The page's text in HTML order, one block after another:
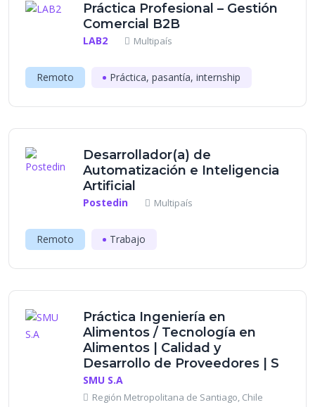
Práctica Profesional – Gestión
Comercial B2B
LAB2 Multipaís
Remoto Práctica, pasantía, internship
Desarrollador(a) de
Automatización e Inteligencia
Artificial
Postedin Multipaís
Remoto Trabajo
Práctica Ingeniería en
Alimentos / Tecnología en
Alimentos | Calidad y
Desarrollo de Proveedores | S
SMU S.A
Región Metropolitana de Santiago, Chile